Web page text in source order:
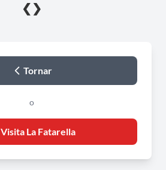
❮ ❯
Tornar
o
Visita La Fatarella